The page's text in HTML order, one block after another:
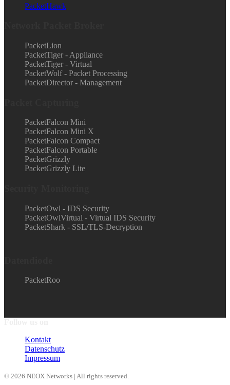
PacketHawk
PacketLion
PacketTiger - Appliance
PacketTiger - Virtual
PacketWolf - Packet Processing
PacketDirector - Management
PacketFalcon Mini
PacketFalcon Mini X
PacketFalcon Compact
PacketFalcon Portable
PacketGrizzly
PacketGrizzly Lite
PacketOwl - IDS Security
PacketOwlVirtual - Virtual IDS Security
PacketShark - SSL/TLS-Decryption
PacketRoo
Kontakt
Datenschutz
Impressum
© 2026 NEOX Networks | All rights reserved.